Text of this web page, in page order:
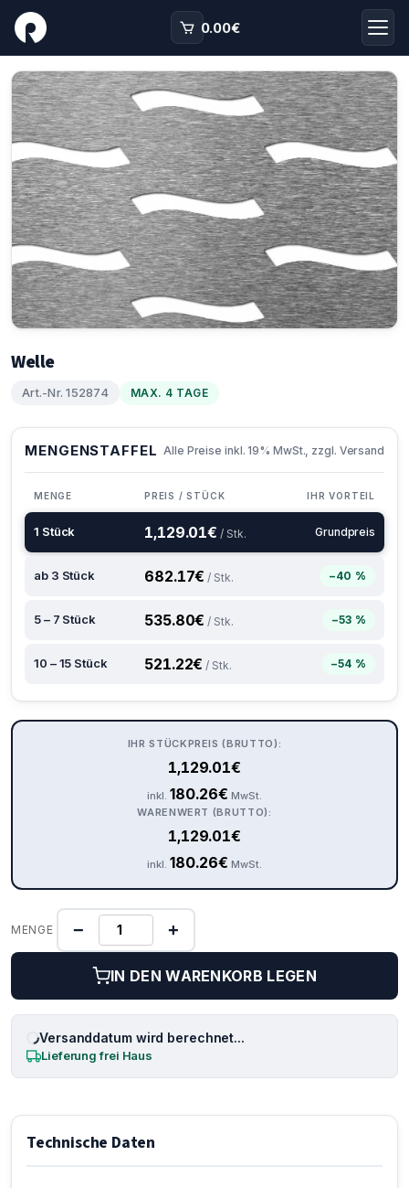
0.00€
Welle
Art.-Nr. 152874 MAX. 4 TAGE
MENGENSTAFFEL Alle Preise inkl. 19% MwSt., zzgl. Versand
MENGE PREIS / STÜCK IHR VORTEIL
1 Stück 1,129.01€ / Stk. Grundpreis
ab 3 Stück 682.17€ / Stk. −40 %
5 – 7 Stück 535.80€ / Stk. −53 %
10 – 15 Stück 521.22€ / Stk. −54 %
IHR STÜCKPREIS (BRUTTO):
1,129.01€
inkl. 180.26€ MwSt.
WARENWERT (BRUTTO):
1,129.01€
inkl. 180.26€ MwSt.
MENGE − +
IN DEN WARENKORB LEGEN
Versanddatum wird berechnet...
Lieferung frei Haus
Technische Daten